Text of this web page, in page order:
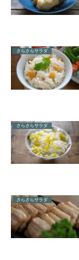
さらさらサラダ
さらさらサラダ
さらさらサラダ